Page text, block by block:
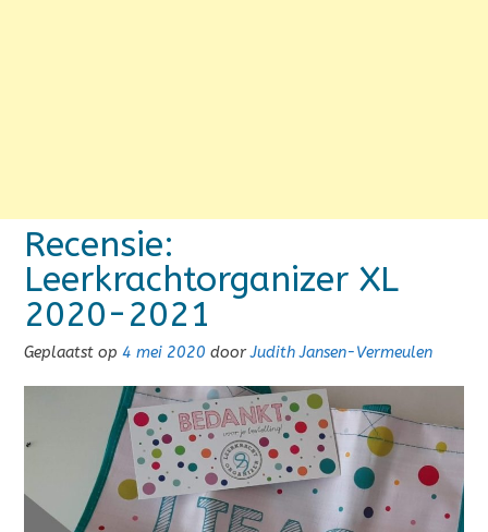
Recensie:
Leerkrachtorganizer XL
2020-2021
Geplaatst op 4 mei 2020 doorJudith Jansen-Vermeulen